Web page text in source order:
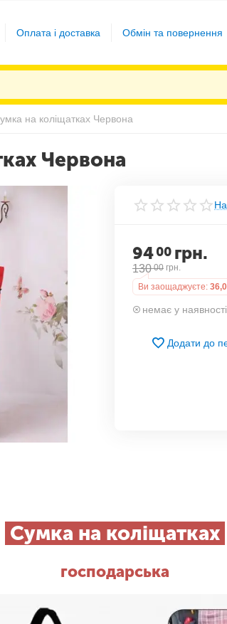
Оплата і доставка Обмін та повернення
на коліщатках Червона
Червона
9400 грн.
130 00 грн.
Ви заощаджуєте:
немає у наявності
Додати до
Сумка на коліщатках
господарська